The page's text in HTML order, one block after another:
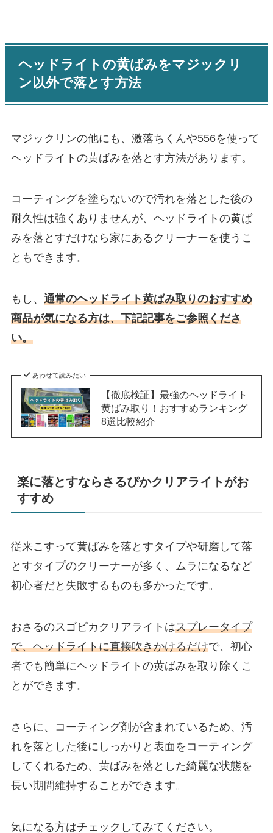
ヘッドライトの黄ばみをマジックリ
ン以外で落とす方法
マジックリンの他にも、激落ちくんや556を使って
ヘッドライトの黄ばみを落とす方法があります。
コーティングを塗らないので汚れを落とした後の
耐久性は強くありませんが、ヘッドライトの黄ば
みを落とすだけなら家にあるクリーナーを使うこ
ともできます。
もし、 通常のヘッドライト黄ばみ取りのおすすめ
商品が気になる方は、下記記事をご参照くださ
い。
あわせて読みたい
【徹底検証】最強のヘッドライト
黄ばみ取り！おすすめランキング
8選比較紹介
楽に落とすならさるぴかクリアライトがお
すすめ
従来こすって黄ばみを落とすタイプや研磨して落
とすタイプのクリーナーが多く、ムラになるなど
初心者だと失敗するものも多かったです。
おさるのスゴピカクリアライトはスプレータイプ
で、ヘッドライトに直接吹きかけるだけで、初心
者でも簡単にヘッドライトの黄ばみを取り除くこ
とができます。
さらに、コーティング剤が含まれているため、汚
れを落とした後にしっかりと表面をコーティング
してくれるため、黄ばみを落とした綺麗な状態を
長い期間維持することができます。
気になる方はチェックしてみてください。